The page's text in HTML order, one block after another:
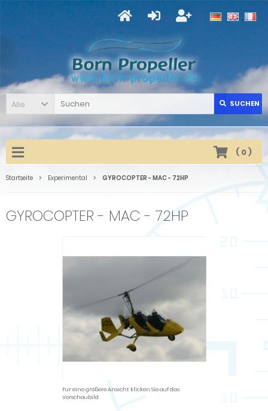
Alle SUCHEN
( 0)
Startseite Experimental GYROCOPTER - MAC - 72HP
GYROCOPTER - MAC - 72HP
Für eine größere Ansicht klicken Sie auf das
Vorschaubild